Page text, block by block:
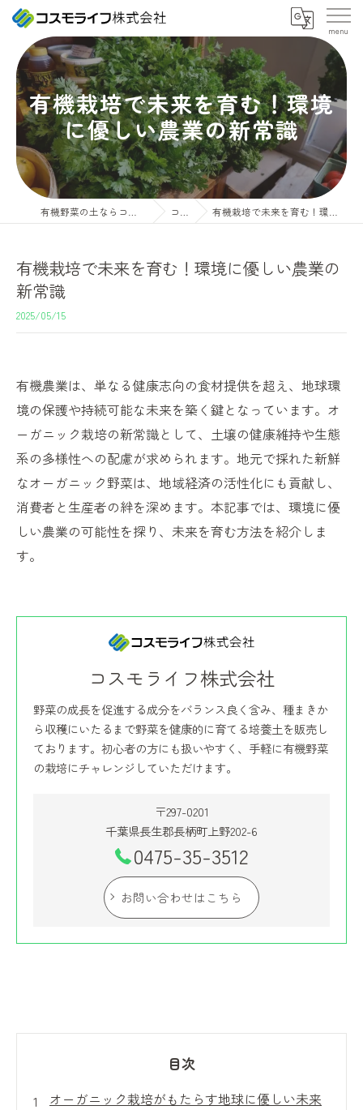
有機栽培で未来を育む！環境
に優しい農業の新常識
コラム 有機栽培で未来を育む！環境に優しい農業の新常識
有機栽培で未来を育む！環境に優しい農業の
新常識
2025/05/15
有機農業は、単なる健康志向の食材提供を超え、地球環
境の保護や持続可能な未来を築く鍵となっています。オ
ーガニック栽培の新常識として、土壌の健康維持や生態
系の多様性への配慮が求められます。地元で採れた新鮮
なオーガニック野菜は、地域経済の活性化にも貢献し、
消費者と生産者の絆を深めます。本記事では、環境に優
しい農業の可能性を探り、未来を育む方法を紹介しま
す。
コスモライフ株式会社
野菜の成長を促進する成分をバランス良く含み、種まきか
ら収穫にいたるまで野菜を健康的に育てる培養土を販売し
ております。初心者の方にも扱いやすく、手軽に有機野菜
の栽培にチャレンジしていただけます。
〒297-0201
千葉県長生郡長柄町上野202-6
0475-35-3512
お問い合わせはこちら
目次
オーガニック栽培がもたらす地球に優しい未来